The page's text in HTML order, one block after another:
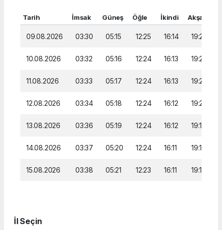
Tarih İmsak Güneş Öğle İkindi Akşam
09.08.2026 03:30 05:15 12:25 16:14 19:23
10.08.2026 03:32 05:16 12:24 16:13 19:22
11.08.2026 03:33 05:17 12:24 16:13 19:21
12.08.2026 03:34 05:18 12:24 16:12 19:20
13.08.2026 03:36 05:19 12:24 16:12 19:18
14.08.2026 03:37 05:20 12:24 16:11 19:17
15.08.2026 03:38 05:21 12:23 16:11 19:16
İl Seçin